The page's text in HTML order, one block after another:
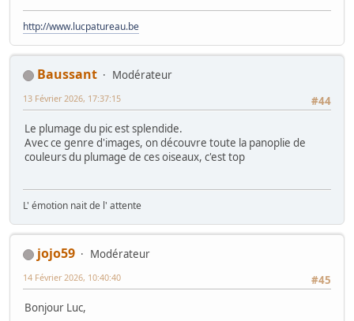
http://www.lucpatureau.be
Baussant
Modérateur
#44
13 Février 2026, 17:37:15
Le plumage du pic est splendide.
Avec ce genre d'images, on découvre toute la panoplie de
couleurs du plumage de ces oiseaux, c'est top
L' émotion nait de l' attente
jojo59
Modérateur
#45
14 Février 2026, 10:40:40
Bonjour Luc,